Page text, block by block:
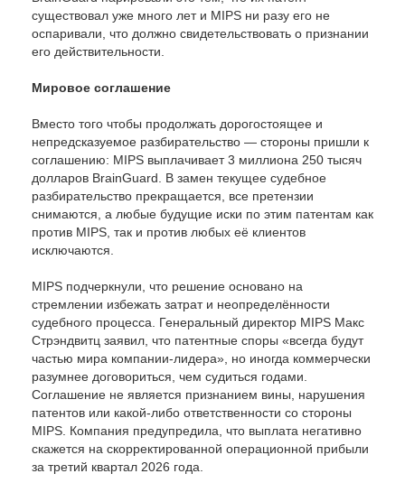
существовал уже много лет и MIPS ни разу его не
оспаривали, что должно свидетельствовать о признании
его действительности.
Мировое соглашение
Вместо того чтобы продолжать дорогостоящее и
непредсказуемое разбирательство — стороны пришли к
соглашению: MIPS выплачивает 3 миллиона 250 тысяч
долларов BrainGuard. В замен текущее судебное
разбирательство прекращается, все претензии
снимаются, а любые будущие иски по этим патентам как
против MIPS, так и против любых её клиентов
исключаются.
MIPS подчеркнули, что решение основано на
стремлении избежать затрат и неопределённости
судебного процесса. Генеральный директор MIPS Макс
Стрэндвитц заявил, что патентные споры «всегда будут
частью мира компании-лидера», но иногда коммерчески
разумнее договориться, чем судиться годами.
Соглашение не является признанием вины, нарушения
патентов или какой-либо ответственности со стороны
MIPS. Компания предупредила, что выплата негативно
скажется на скорректированной операционной прибыли
за третий квартал 2026 года.